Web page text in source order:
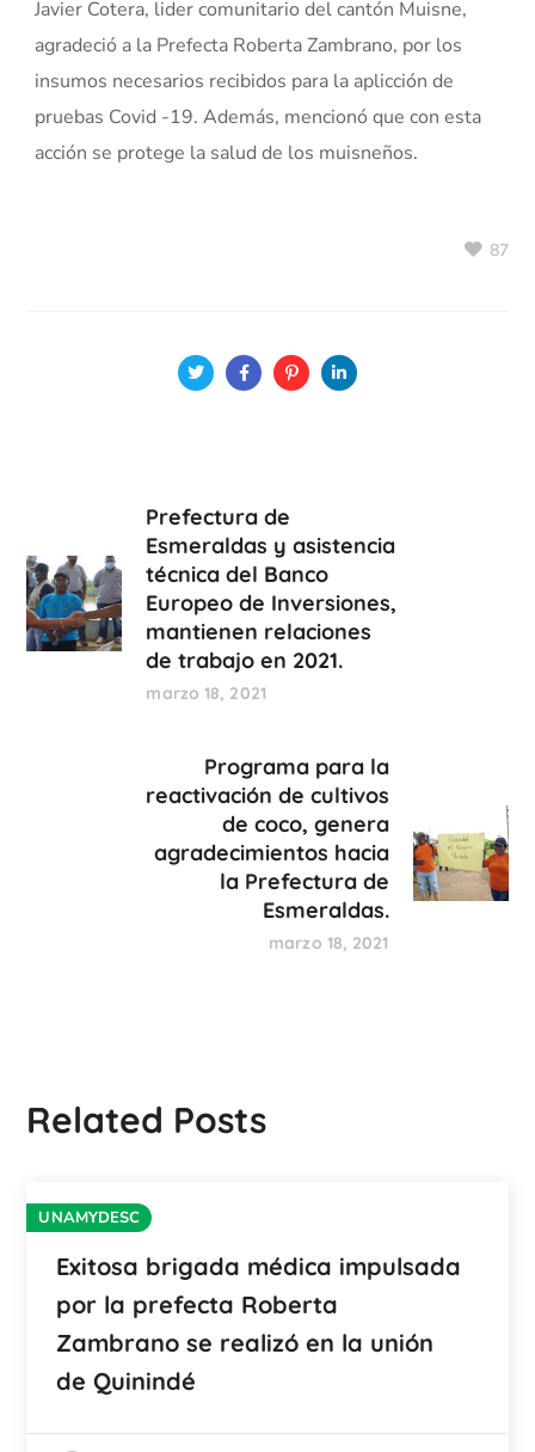
Javier Cotera, lider comunitario del cantón Muisne,
agradeció a la Prefecta Roberta Zambrano, por los
insumos necesarios recibidos para la aplicción de
pruebas Covid -19. Además, mencionó que con esta
acción se protege la salud de los muisneños.
87
Prefectura de
Esmeraldas y asistencia
técnica del Banco
Europeo de Inversiones,
mantienen relaciones
de trabajo en 2021.
marzo 18, 2021
Programa para la
reactivación de cultivos
de coco, genera
agradecimientos hacia
la Prefectura de
Esmeraldas.
marzo 18, 2021
Related Posts
UNAMYDESC
Exitosa brigada médica impulsada
por la prefecta Roberta
Zambrano se realizó en la unión
de Quinindé